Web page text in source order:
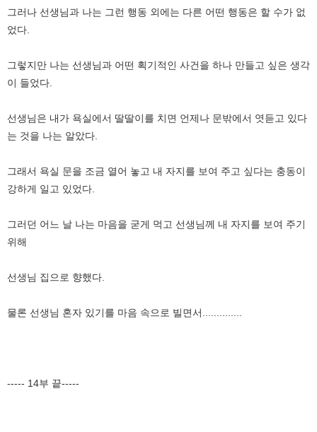
그러나 선생님과 나는 그런 행동 외에는 다른 어떤 행동은 할 수가 없
었다.
그렇지만 나는 선생님과 어떤 획기적인 사건을 하나 만들고 싶은 생각
이 들었다.
선생님은 내가 욕실에서 딸딸이를 치면 언제나 문밖에서 엿듣고 있다
는 것을 나는 알았다.
그래서 욕실 문을 조금 열어 놓고 내 자지를 보여 주고 싶다는 충동이
강하게 일고 있었다.
그러던 어느 날 나는 마음을 굳게 먹고 선생님께 내 자지를 보여 주기
위해
선생님 집으로 향했다.
물론 선생님 혼자 있기를 마음 속으로 빌면서..............
----- 14부 끝-----